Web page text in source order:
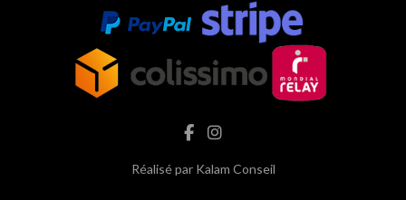
Réalisé par Kalam Conseil